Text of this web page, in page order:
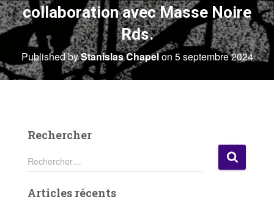
a
n
a
v
i
g
collaboration avec Masse Noire
Rds.
Published byStanislas Chapelon 5 septembre 2024
Rechercher
R
e
h
Rechercher…
Articles récents